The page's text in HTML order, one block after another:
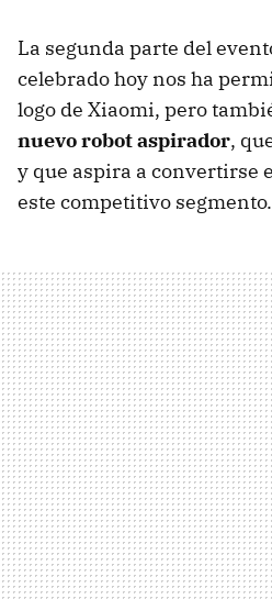
La segunda parte del
celebrado hoy nos ha
logo de Xiaomi, pero
nuevo robot aspirador,
y que aspira a convertirse
este competitivo segmento.